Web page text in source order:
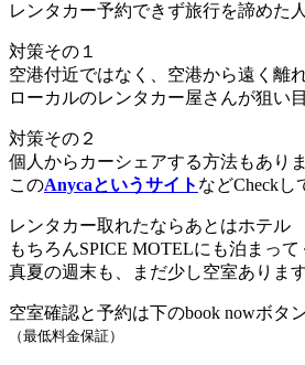
レンタカー予約できず旅行を諦めた
対策その１
空港付近ではなく、空港から遠く離
ローカルのレンタカー屋さんが狙い
対策その２
個人からカーシェアする方法もあり
このAnycaというサイト などCheckし
レンタカー取れたならあとはホテル
もちろんSPICE MOTELにも泊まっ
真夏の週末も、まだ少し空室ありま
空室確認と予約は下のbook nowボタ
（最低料金保証）